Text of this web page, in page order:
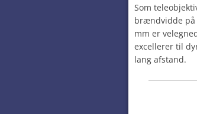
Som
brændvidde på
mm er
excellerer til
lang afstand.